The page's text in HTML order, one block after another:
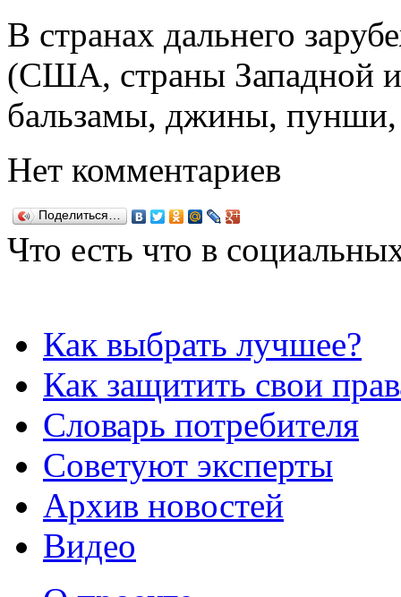
В странах дальнего
(США, страны Западной
бальзамы, джины, пунши,
Нет комментариев
Поделиться…
Что есть что в
Как выбрать лучшее?
Как защитить свои
Словарь потребителя
Советуют эксперты
Архив новостей
Видео